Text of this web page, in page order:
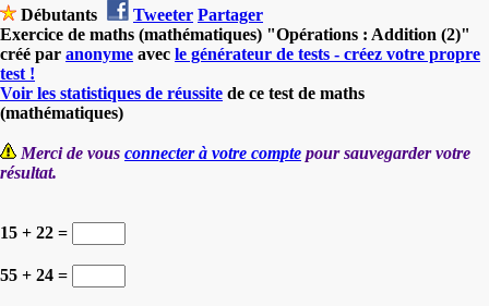
Débutants Tweeter Partager
Exercice de maths (mathématiques) "Opérations : Addition (2)"
créé par anonyme avec le générateur de tests - créez votre propre
test !
Voir les statistiques de réussite de ce test de maths
(mathématiques)
Merci de vous connecter à votre compte pour sauvegarder votre
résultat.
15 + 22 =
55 + 24 =